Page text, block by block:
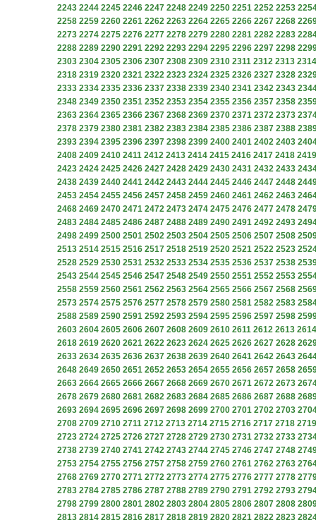
2243 2244 2245 2246 2247 2248 2249 2250 2251 2252 2253
2258 2259 2260 2261 2262 2263 2264 2265 2266 2267 2268
2273 2274 2275 2276 2277 2278 2279 2280 2281 2282 2283
2288 2289 2290 2291 2292 2293 2294 2295 2296 2297 2298
2303 2304 2305 2306 2307 2308 2309 2310 2311 2312 2313 2314
2318 2319 2320 2321 2322 2323 2324 2325 2326 2327 2328
2333 2334 2335 2336 2337 2338 2339 2340 2341 2342 2343
2348 2349 2350 2351 2352 2353 2354 2355 2356 2357 2358
2363 2364 2365 2366 2367 2368 2369 2370 2371 2372 2373
2378 2379 2380 2381 2382 2383 2384 2385 2386 2387 2388
2393 2394 2395 2396 2397 2398 2399 2400 2401 2402 2403
2408 2409 2410 2411 2412 2413 2414 2415 2416 2417 2418 2419
2423 2424 2425 2426 2427 2428 2429 2430 2431 2432 2433
2438 2439 2440 2441 2442 2443 2444 2445 2446 2447 2448
2453 2454 2455 2456 2457 2458 2459 2460 2461 2462 2463
2468 2469 2470 2471 2472 2473 2474 2475 2476 2477 2478
2483 2484 2485 2486 2487 2488 2489 2490 2491 2492 2493
2498 2499 2500 2501 2502 2503 2504 2505 2506 2507 2508
2513 2514 2515 2516 2517 2518 2519 2520 2521 2522 2523
2528 2529 2530 2531 2532 2533 2534 2535 2536 2537 2538
2543 2544 2545 2546 2547 2548 2549 2550 2551 2552 2553
2558 2559 2560 2561 2562 2563 2564 2565 2566 2567 2568
2573 2574 2575 2576 2577 2578 2579 2580 2581 2582 2583
2588 2589 2590 2591 2592 2593 2594 2595 2596 2597 2598
2603 2604 2605 2606 2607 2608 2609 2610 2611 2612 2613 2614
2618 2619 2620 2621 2622 2623 2624 2625 2626 2627 2628
2633 2634 2635 2636 2637 2638 2639 2640 2641 2642 2643
2648 2649 2650 2651 2652 2653 2654 2655 2656 2657 2658
2663 2664 2665 2666 2667 2668 2669 2670 2671 2672 2673
2678 2679 2680 2681 2682 2683 2684 2685 2686 2687 2688
2693 2694 2695 2696 2697 2698 2699 2700 2701 2702 2703
2708 2709 2710 2711 2712 2713 2714 2715 2716 2717 2718 2719
2723 2724 2725 2726 2727 2728 2729 2730 2731 2732 2733
2738 2739 2740 2741 2742 2743 2744 2745 2746 2747 2748
2753 2754 2755 2756 2757 2758 2759 2760 2761 2762 2763
2768 2769 2770 2771 2772 2773 2774 2775 2776 2777 2778
2783 2784 2785 2786 2787 2788 2789 2790 2791 2792 2793
2798 2799 2800 2801 2802 2803 2804 2805 2806 2807 2808
2813 2814 2815 2816 2817 2818 2819 2820 2821 2822 2823